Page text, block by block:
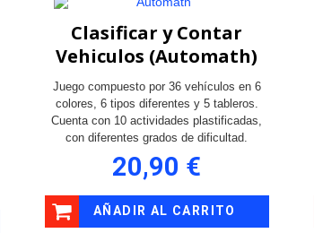
Clasificar y Contar
Vehiculos (Automath)
Juego compuesto por 36 vehículos en 6
colores, 6 tipos diferentes y 5 tableros.
Cuenta con 10 actividades plastificadas,
con diferentes grados de dificultad.
20,90 €
AÑADIR AL CARRITO